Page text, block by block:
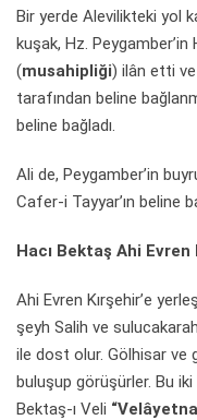
Bir yerde Alevilikteki yol
kuşak, Hz. Peygamber’in
(musahipliği) ilân etti ve
tarafından beline
beline bağladı.
Ali de, Peygamber’in
Cafer-i Tayyar’ın beline
Hacı Bektaş Ahi
Ahi Evren Kırşehir’e
şeyh Salih ve
ile dost olur. Gölhisar ve
buluşup görüşürler. Bu
Bektaş-ı Veli